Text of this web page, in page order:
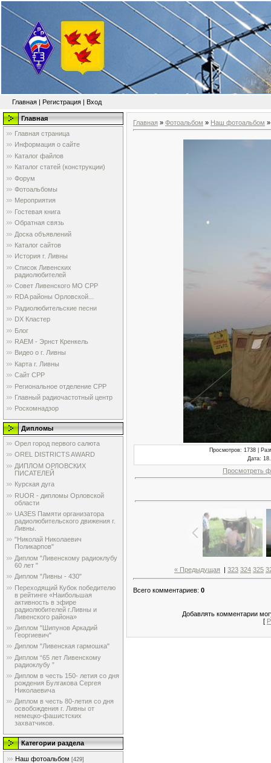
Главная | Регистрация | Вход
Главная
Главная страница
Информация о сайте
Каталог файлов
Каталог статей (конструкции)
Форум
Фотоальбомы
Мероприятия
Гостевая книга
Обратная связь
Доска объявлений
Каталог сайтов
История г. Ливны
Список Ливенских
радиолюбителей
Совет Ливенского МО СРР
RDA районы Орловской...
Радиолюбительские песни
DX Кластер
Блог
RAEM - Эрнст Кренкель
Видео о г. Ливны
Карта г. Ливны
Сайт СРР
Региональное отделение СРР
Главный радиочастотный центр
Роскомнадзор
Дипломы
Орел город первого салюта
OREL DISTRICTS AWARD
ДИПЛОМ ОРЛОВСКИХ
ПИСАТЕЛЕЙ
Курская дуга
RUOR - дипломы Орловской
области
UA3ES Памяти организатора
радиолюбительского движения г.
Ливны.
"Николай Николаевич
Поликарпов"
Диплом "Ливенскому радиоклубу
60 лет "
Диплом "Ливны - 430"
Переходящий Кубок победителю
в рейтинге «Наибольшая
активность в эфире
радиолюбителей г.Ливны и
Ливенского района»
Диплом "Шипунов Аркадий
Георгиевич"
Диплом "Ливенская гармошка"
Диплом “65 лет Ливенскому
радиоклубу ”
Диплом в честь 150- летия со дня
рождения Булгакова Сергея
Николаевича
Диплом в честь 80-летия со дня
освобождения г. Ливны от
немецко-фашистских
захватчиков.
Категории раздела
Наш фотоальбом [429]
Главная » Фотоальбом » Наш фотоальбом
Просмотров: 1738 |
Дата:
Просмотреть
« Предыдущая | 323 324 325
Всего комментариев: 0
Добавлять комментарии
[